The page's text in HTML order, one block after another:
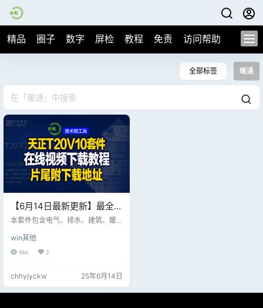
精品 圈子 数字 屏检 教程 免责 访问帮助
全部标签 暖通
【6月14日最新更新】最全的
建筑、电气设计专业软件，
版，片尾附下载地址
本套件包含电气、排水、建筑、暖
专业软件； 天正是一款CAD的辅助
工具，集成批处理命令、线型、字
暖通、给排水、电气、结构、建筑
等，其中，天正建筑已成为建筑设
计实际的绘图标准，为我国建筑设
win其他
984 2
chhyjyckw 25年6月14日